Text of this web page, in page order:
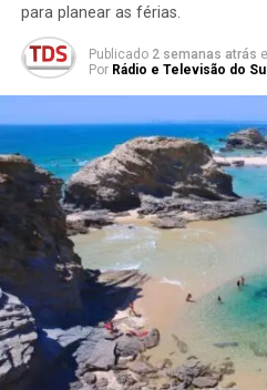
para planear as férias.
Publicado 2 semanas atrás
Por Rádio e Televisão do